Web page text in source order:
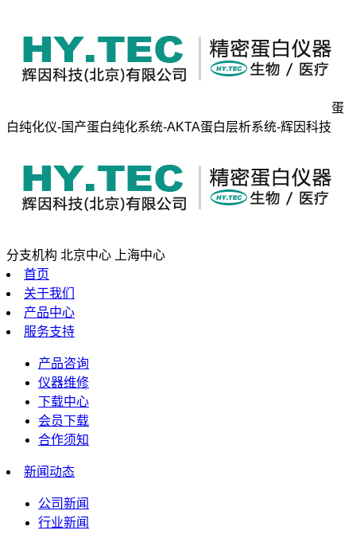
蛋
白纯化仪-国产蛋白纯化系统-AKTA蛋白层析系统-辉因科技
分支机构 北京中心
上海中心
首页
关于我们
产品中心
服务支持
产品咨询
仪器维修
下载中心
会员下载
合作须知
新闻动态
公司新闻
行业新闻